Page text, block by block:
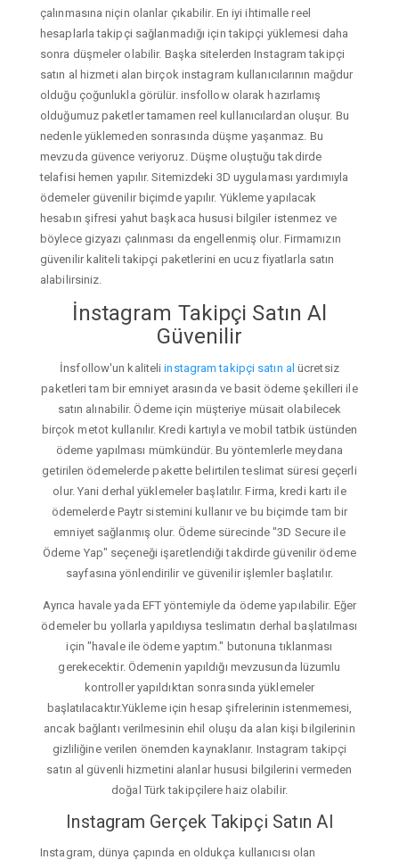
çalınmasına niçin olanlar çıkabilir. En iyi ihtimalle reel
hesaplarla takipçi sağlanmadığı için takipçi yüklemesi daha
sonra düşmeler olabilir. Başka sitelerden Instagram takipçi
satın al hizmeti alan birçok instagram kullanıcılarının mağdur
olduğu çoğunlukla görülür. insfollow olarak hazırlamış
olduğumuz paketler tamamen reel kullanıcılardan oluşur. Bu
nedenle yüklemeden sonrasında düşme yaşanmaz. Bu
mevzuda güvence veriyoruz. Düşme oluştuğu takdirde
telafisi hemen yapılır. Sitemizdeki 3D uygulaması yardımıyla
ödemeler güvenilir biçimde yapılır. Yükleme yapılacak
hesabın şifresi yahut başkaca hususi bilgiler istenmez ve
böylece gizyazı çalınması da engellenmiş olur. Firmamızın
güvenilir kaliteli takipçi paketlerini en ucuz fiyatlarla satın
alabilirsiniz.
İnstagram Takipçi Satın Al
Güvenilir
İnsfollow'un kaliteliinstagram takipçi satın al ücretsiz
paketleri tam bir emniyet arasında ve basit ödeme şekilleri ile
satın alınabilir. Ödeme için müşteriye müsait olabilecek
birçok metot kullanılır. Kredi kartıyla ve mobil tatbik üstünden
ödeme yapılması mümkündür. Bu yöntemlerle meydana
getirilen ödemelerde pakette belirtilen teslimat süresi geçerli
olur. Yani derhal yüklemeler başlatılır. Firma, kredi kartı ile
ödemelerde Paytr sistemini kullanır ve bu biçimde tam bir
emniyet sağlanmış olur. Ödeme sürecinde "3D Secure ile
Ödeme Yap" seçeneği işaretlendiği takdirde güvenilir ödeme
sayfasına yönlendirilir ve güvenilir işlemler başlatılır.
Ayrıca havale yada EFT yöntemiyle da ödeme yapılabilir. Eğer
ödemeler bu yollarla yapıldıysa teslimatın derhal başlatılması
için "havale ile ödeme yaptım." butonuna tıklanması
gerekecektir. Ödemenin yapıldığı mevzusunda lüzumlu
kontroller yapıldıktan sonrasında yüklemeler
başlatılacaktır.Yükleme için hesap şifrelerinin istenmemesi,
ancak bağlantı verilmesinin ehil oluşu da alan kişi bilgilerinin
gizliliğine verilen önemden kaynaklanır. Instagram takipçi
satın al güvenli hizmetini alanlar hususi bilgilerini vermeden
doğal Türk takipçilere haiz olabilir.
Instagram Gerçek Takipçi Satın Al
Instagram, dünya çapında en oldukça kullanıcısı olan